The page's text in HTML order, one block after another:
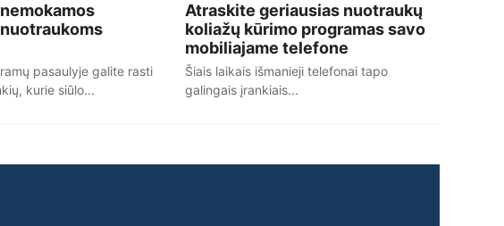
pasaulyje galite rasti
kurie siūlo...
Atraskite geriausias nuotraukų
koliažų kūrimo programas savo
mobiliajame telefone
Šiais laikais išmanieji telefonai tapo
galingais įrankiais...